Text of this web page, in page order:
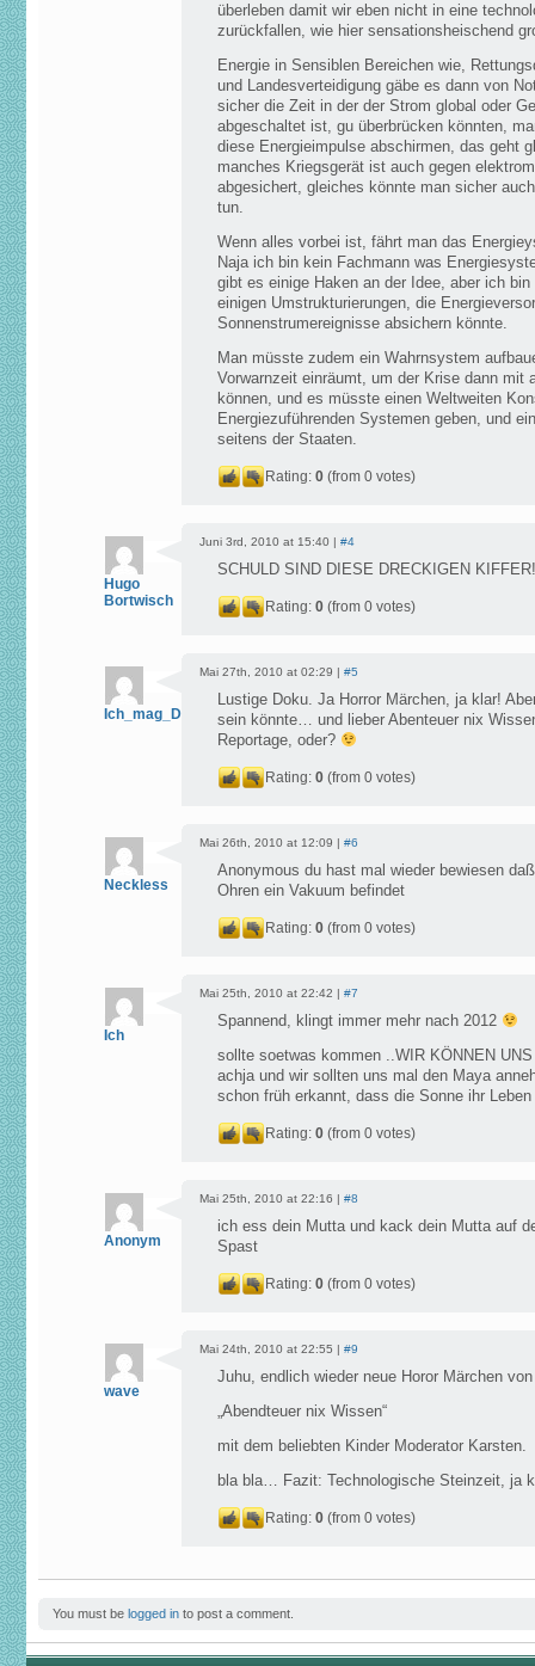
überleben damit wir eben nicht in eine
zurückfallen, wie hier sensationsheischend
Energie in Sensiblen Bereichen wie,
und Landesverteidigung gäbe es dann von
sicher die Zeit in der der Strom global oder
abgeschaltet ist, gu überbrücken könnten,
diese Energieimpulse abschirmen, das geht
manches Kriegsgerät ist auch gegen
abgesichert, gleiches könnte man sicher
tun.
Wenn alles vorbei ist, fährt man das
Naja ich bin kein Fachmann was
gibt es einige Haken an der Idee, aber ich
einigen Umstrukturierungen, die
Sonnenstrumereignisse absichern könnte.
Man müsste zudem ein Wahrnsystem
Vorwarnzeit einräumt, um der Krise dann mit
können, und es müsste einen Weltweiten
Energiezuführenden Systemen geben, und
seitens der Staaten.
Rating: 0 (from 0 votes)
Hugo
Bortwisch
Juni 3rd, 2010 at 15:40 | #4
SCHULD SIND DIESE DRECKIGEN
Rating: 0 (from 0 votes)
Ich_mag_Dokus
Mai 27th, 2010 at 02:29 | #5
Lustige Doku. Ja Horror Märchen, ja klar!
sein könnte… und lieber Abenteuer nix
Reportage, oder?
Rating: 0 (from 0 votes)
Neckless
Mai 26th, 2010 at 12:09 | #6
Anonymous du hast mal wieder bewiesen
Ohren ein Vakuum befindet
Rating: 0 (from 0 votes)
Ich
Mai 25th, 2010 at 22:42 | #7
Spannend, klingt immer mehr nach 2012
sollte soetwas kommen ..WIR KÖNNEN
achja und wir sollten uns mal den Maya
schon früh erkannt, dass die Sonne ihr
Rating: 0 (from 0 votes)
Anonym
Mai 25th, 2010 at 22:16 | #8
ich ess dein Mutta und kack dein Mutta auf
Spast
Rating: 0 (from 0 votes)
wave
Mai 24th, 2010 at 22:55 | #9
Juhu, endlich wieder neue Horor Märchen von
„Abendteuer nix Wissen“
mit dem beliebten Kinder Moderator Karsten.
bla bla… Fazit: Technologische Steinzeit, ja
Rating: 0 (from 0 votes)
You must be logged in to post a comment.